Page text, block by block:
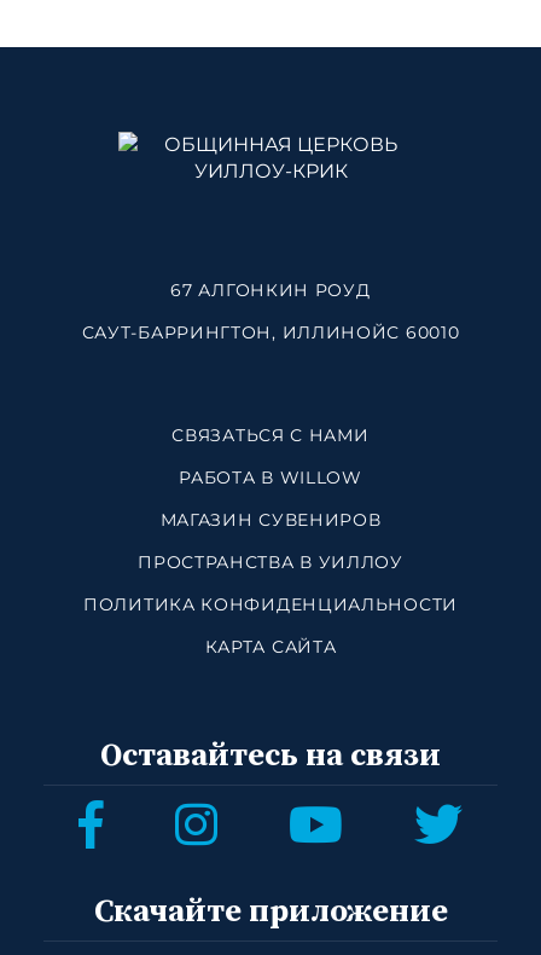
67 АЛГОНКИН РОУД
САУТ-БАРРИНГТОН, ИЛЛИНОЙС 60010
СВЯЗАТЬСЯ С НАМИ
РАБОТА В WILLOW
МАГАЗИН СУВЕНИРОВ
ПРОСТРАНСТВА В УИЛЛОУ
ПОЛИТИКА КОНФИДЕНЦИАЛЬНОСТИ
КАРТА САЙТА
Оставайтесь на связи
Скачайте приложение